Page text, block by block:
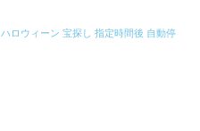
ハロウィーン 宝探し 指定時間後 自動停